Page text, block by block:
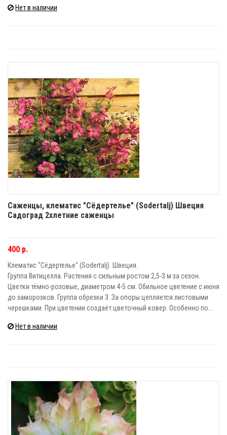
Нет в наличии
Саженцы, клематис "Сёдертелье" (Sodertalj) Швеция
Садоград 2хлетние саженцы
400 р.
Клематис "Сёдертелье" (Sodertalj). Швеция.
Группа Витицелла. Растения с сильным ростом 2,5-3 м за сезон.
Цветки тёмно-розовые, диаметром 4-5 см. Обильное цветение с июня
до заморозков. Группа обрезки 3. За опоры цепляется листовыми
черешками. При цветении создаёт цветочный ковер. Особенно по...
Нет в наличии